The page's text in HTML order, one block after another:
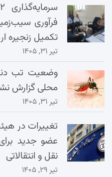
فرآوری
تکمیل زنجیره
تیر ۳۱, ۱۴۰۵
وضعیت تب
محلی گزارش
تیر ۳۱, ۱۴۰۵
تغییرات در
عضو جدید
نقل و انتقالاتی
تیر ۲۹, ۱۴۰۵